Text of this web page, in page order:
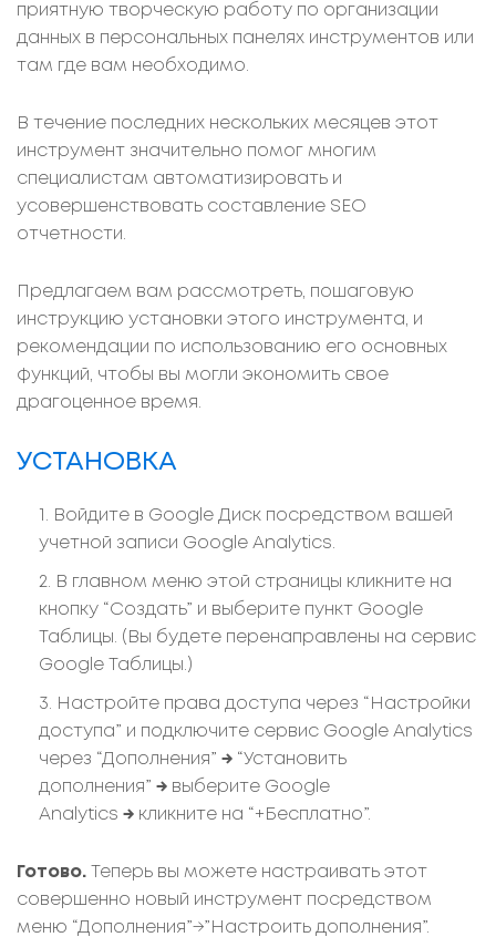
приятную творческую работу по организации
данных в персональных панелях инструментов или
там где вам необходимо.
В течение последних нескольких месяцев этот
инструмент значительно помог многим
специалистам автоматизировать и
усовершенствовать составление SEO
отчетности.
Предлагаем вам рассмотреть, пошаговую
инструкцию установки этого инструмента, и
рекомендации по использованию его основных
функций, чтобы вы могли экономить свое
драгоценное время.
УСТАНОВКА
Войдите в Google Диск посредством вашей
учетной записи Google Analytics.
В главном меню этой страницы кликните на
кнопку “Создать” и выберите пункт Google
Таблицы. (Вы будете перенаправлены на сервис
Google Таблицы.)
Настройте права доступа через “Настройки
доступа” и подключите сервис Google Analytics
через “Дополнения” → “Установить
дополнения” → выберите Google
Analytics → кликните на “+Бесплатно”.
Готово. Теперь вы можете настраивать этот
совершенно новый инструмент посредством
меню “Дополнения”→”Настроить дополнения”.